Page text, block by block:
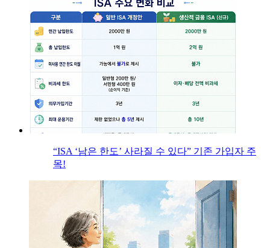
“ISA ‘남은 한도’ 사라질 수 있다” 기존 가입자 주
목!